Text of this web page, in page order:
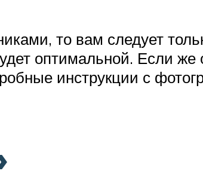
то вам следует
оптимальной. Если
инструкции с